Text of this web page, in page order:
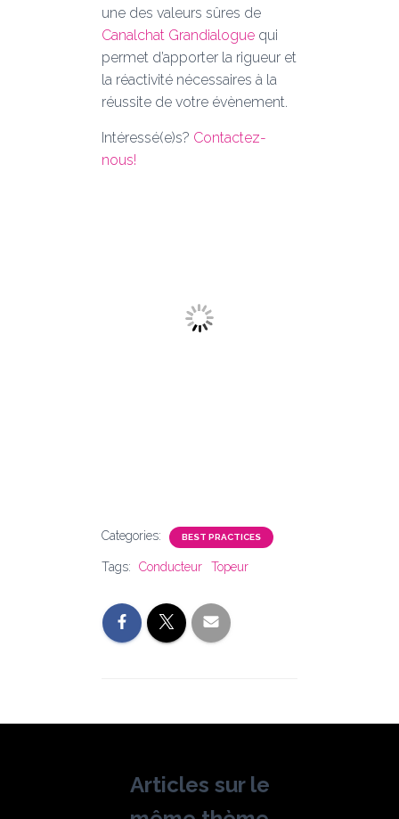
une des valeurs sûres de
Canalchat Grandialogue qui
permet d’apporter la rigueur et
la réactivité nécessaires à la
réussite de votre évènement.
Intéressé(e)s? Contactez-
nous!
Categories: BEST PRACTICES
Tags: Conducteur Topeur
Articles sur le